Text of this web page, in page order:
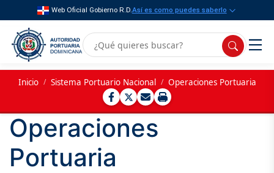
Web Oficial Gobierno R.D.Así es como puedes saberlo
Inicio / Sistema Portuario Nacional / Operaciones Portuaria
Operaciones
Portuaria